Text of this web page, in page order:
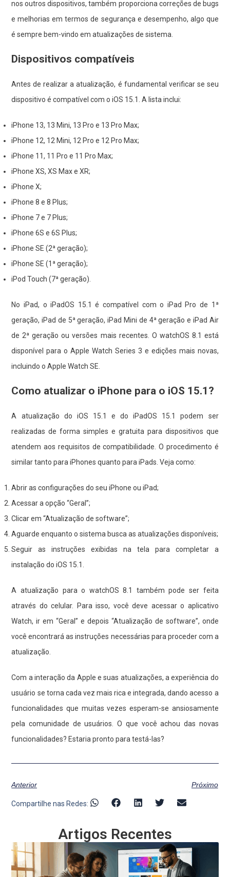
nos outros dispositivos, também proporciona correções de bugs
e melhorias em termos de segurança e desempenho, algo que
é sempre bem-vindo em atualizações de sistema.
Dispositivos compatíveis
Antes de realizar a atualização, é fundamental verificar se seu
dispositivo é compatível com o iOS 15.1. A lista inclui:
iPhone 13, 13 Mini, 13 Pro e 13 Pro Max;
iPhone 12, 12 Mini, 12 Pro e 12 Pro Max;
iPhone 11, 11 Pro e 11 Pro Max;
iPhone XS, XS Max e XR;
iPhone X;
iPhone 8 e 8 Plus;
iPhone 7 e 7 Plus;
iPhone 6S e 6S Plus;
iPhone SE (2ª geração);
iPhone SE (1ª geração);
iPod Touch (7ª geração).
No iPad, o iPadOS 15.1 é compatível com o iPad Pro de 1ª
geração, iPad de 5ª geração, iPad Mini de 4ª geração e iPad Air
de 2ª geração ou versões mais recentes. O watchOS 8.1 está
disponível para o Apple Watch Series 3 e edições mais novas,
incluindo o Apple Watch SE.
Como atualizar o iPhone para o iOS 15.1?
A atualização do iOS 15.1 e do iPadOS 15.1 podem ser
realizadas de forma simples e gratuita para dispositivos que
atendem aos requisitos de compatibilidade. O procedimento é
similar tanto para iPhones quanto para iPads. Veja como:
Abrir as configurações do seu iPhone ou iPad;
Acessar a opção “Geral”;
Clicar em “Atualização desoftware”;
Aguarde enquanto o sistema busca as atualizações disponíveis;
Seguir as instruções exibidas na tela para completar a
instalação do iOS 15.1.
A atualização para o watchOS 8.1 também pode ser feita
através do celular. Para isso, você deve acessar o aplicativo
Watch, ir em “Geral” e depois “Atualização de software”, onde
você encontrará as instruções necessárias para proceder com a
atualização.
Com a interação da Apple e suas atualizações, a experiência do
usuário se torna cada vez mais rica e integrada, dando acesso a
funcionalidades que muitas vezes esperam-se ansiosamente
pela comunidade de usuários. O que você achou das novas
funcionalidades? Estaria pronto para testá-las?
Anterior Próximo
Compartilhe nas Redes:
Artigos Recentes